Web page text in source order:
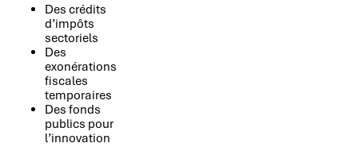
Des crédits
d’impôts
sectoriels
Des
exonérations
fiscales
temporaires
Des fonds
publics pour
l’innovation